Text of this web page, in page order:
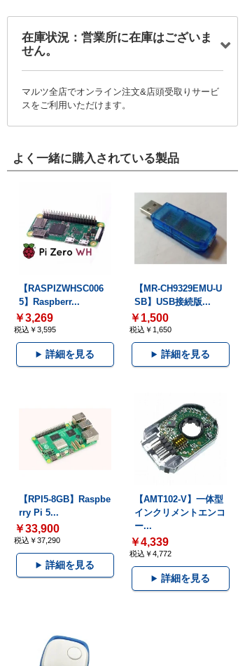
在庫状況：営業所に在庫はございま
せん。
マルツ全店でオンライン注文&店頭受取りサービ
スをご利用いただけます。
よく一緒に購入されている製品
【RASPIZWHSC006
5】Raspberr...
￥3,269
税込￥3,595
詳細を見る
【MR-CH9329EMU-U
SB】USB接続版...
￥1,500
税込￥1,650
詳細を見る
【RPI5-8GB】Raspbe
rry Pi 5...
￥33,900
税込￥37,290
詳細を見る
【AMT102-V】一体型
インクリメントエンコ
ー...
￥4,339
税込￥4,772
詳細を見る